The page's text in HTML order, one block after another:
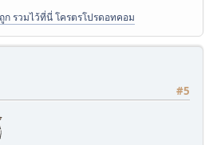
รวมไว้ที่นี่ โครตรโปรดอทคอม
#5